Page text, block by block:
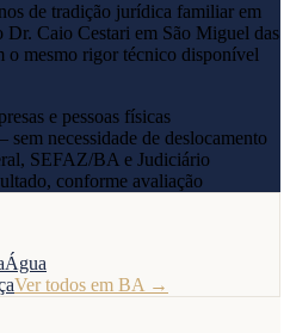
de tradição jurídica familiar em
Dr. Caio Cestari em São Miguel das
mesmo rigor técnico disponível
e pessoas físicas
necessidade de deslocamento
SEFAZ/BA e Judiciário
conforme avaliação
Água
Ver todos em BA →